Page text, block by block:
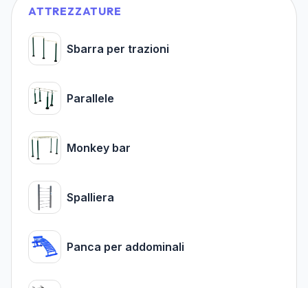
ATTREZZATURE
Sbarra per trazioni
Parallele
Monkey bar
Spalliera
Panca per addominali